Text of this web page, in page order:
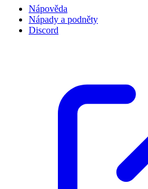
Nápověda
Nápady a podněty
Discord